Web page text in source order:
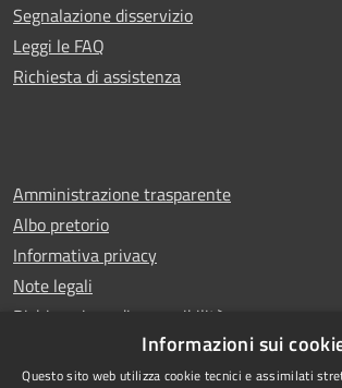
Segnalazione disservizio
Leggi le FAQ
Richiesta di assistenza
Amministrazione trasparente
Albo pretorio
Informativa privacy
Note legali
Dichiarazione di accessibilità
Informazioni sui
Questo sito web utilizza cookie tecnici e assimilati